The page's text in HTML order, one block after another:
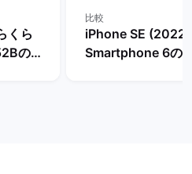
くら
の
比較
iPhone SE
Smartphone 6の